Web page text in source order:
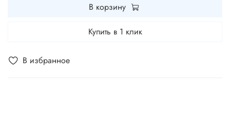
В избранное
В корзину
Купить в 1 клик